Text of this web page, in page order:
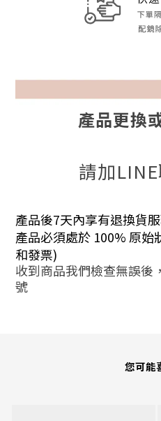
產品更換
請加
產品後7天內享有退換貨
產品必須處於 100% 原
和發票)
收到商品我們檢查無誤後
號
您可能